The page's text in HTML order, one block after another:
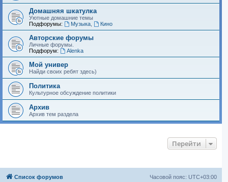
Домашняя шкатулка
Уютные домашние темы
Подфорумы:
Музыка, Кино
Авторские форумы
Личные форумы.
Подфорум:
Alenka
Мой универ
Найди своих ребят здесь)
Политика
Культурное обсуждение политики
Архив
Архив тем раздела
Перейти
Список форумов Часовой пояс: UTC+03:00